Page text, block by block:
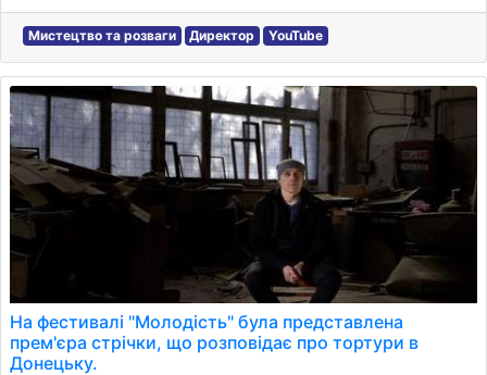
Мистецтво та розваги Директор YouTube
На фестивалі "Молодість" була представлена
прем'єра стрічки, що розповідає про тортури в
Донецьку.